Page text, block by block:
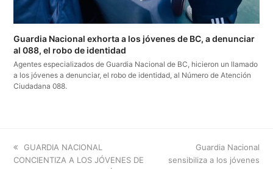
Guardia Nacional exhorta a los jóvenes de BC, a denunciar
al 088, el robo de identidad
Agentes especializados de Guardia Nacional de BC, hicieron un llamado
a los jóvenes a denunciar, el robo de identidad, al Número de Atención
Ciudadana 088.
previous
post:
GUARDIA NACIONAL
CONCIENTIZA A LOS JÓVENES DE
next
post:
Guardia Nacional
sensibiliza a los jóvenes